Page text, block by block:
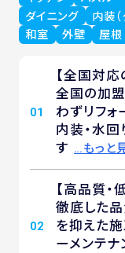
ダイニング
内装
和室
外壁 屋根
01
【全国対応
全国の加
わずリフォ
内装・水回
す …もっと
02
【高品質・
徹底した
を抑えた
ーメンテ